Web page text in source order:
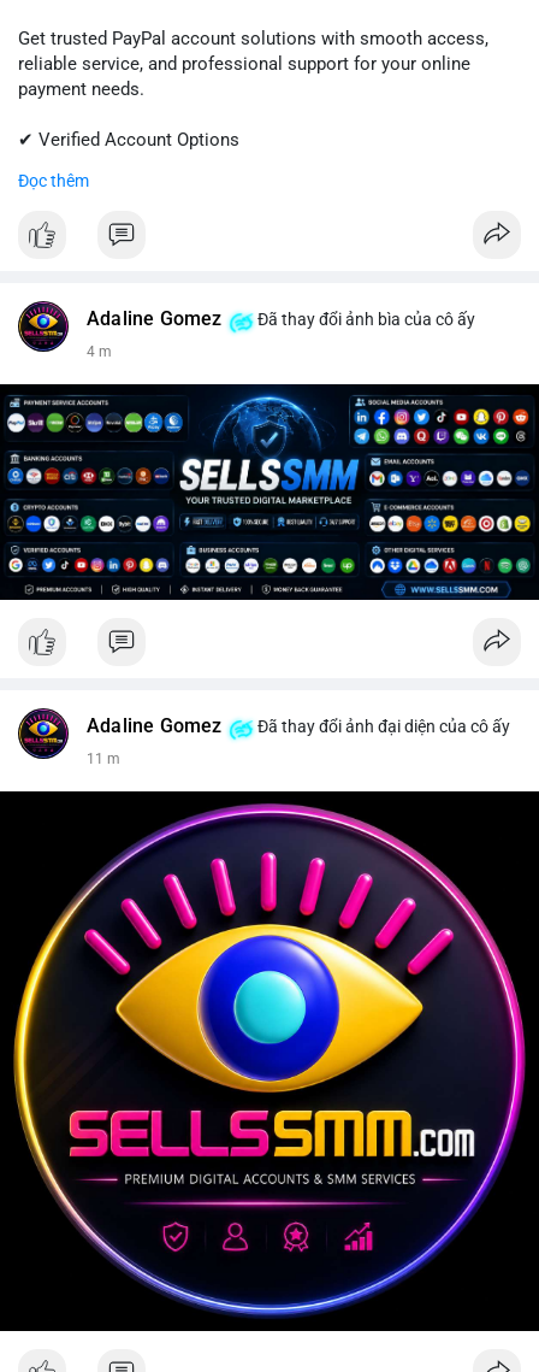
Get trusted PayPal account solutions with smooth access,
reliable service, and professional support for your online
payment needs.
✔ Verified Account Options
✔ Trusted Customer Support
📱 WhatsApp: +1 (681) 549-2683
#paypal #paypalaccount #onlinepayments #digitalsolutions
#sellssmm
Đọc thêm
Adaline Gomez Đã thay đổi ảnh bìa của cô ấy
4 m
Adaline Gomez Đã thay đổi ảnh đại diện của cô ấy
11 m